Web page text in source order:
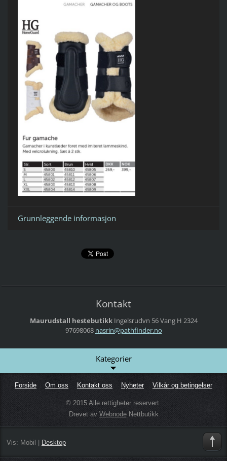
Grunnleggende informasjon
Kontakt
Maurudstall hestebutikk Ingelsrudvn 56Vang H 2324
97698068 nasrin@pathfinder.no
Kategorier
Forside Om oss Kontakt oss Nyheter Vilkår og betingelser
© 2015 Alle rettigheter reservert.
Drevet av WebnodeNettbutikk
Vis: Mobil Desktop